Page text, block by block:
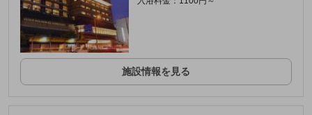
施設情報を見る